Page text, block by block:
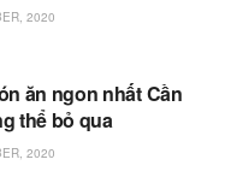
2020
ăn ngon nhất Cần
thể bỏ qua
2020